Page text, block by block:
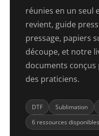
réunies en un seul
revient, guide
pressage, papiers
découpe, et notre
documents
des praticiens.
DTF Sublimation
6 ressources disponibles